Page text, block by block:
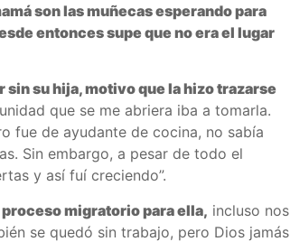
son las muñecas esperando para
entonces supe que no era el lugar
su hija, motivo que la hizo trazarse
que se me abriera iba a tomarla.
fue de ayudante de cocina, no sabía
Sin embargo, a pesar de todo el
y así fuí creciendo”.
migratorio para ella, incluso nos
se quedó sin trabajo, pero Dios jamás